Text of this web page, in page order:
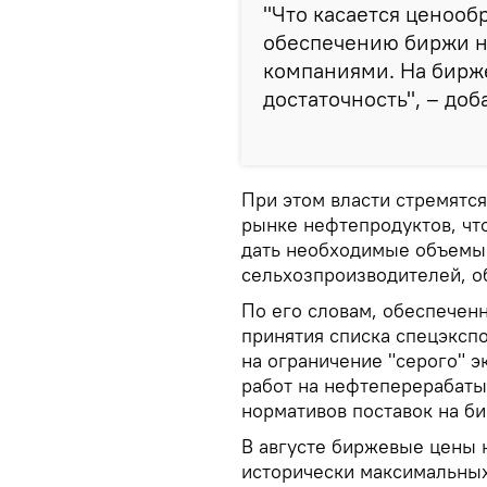
"Что касается
обеспечению биржи
компаниями. На
достаточность", –
При этом власти
рынке нефтепродуктов,
дать необходимые
сельхозпроизводителей,
По его словам,
принятия списка
на ограничение "серого"
работ на
нормативов поставок на
В августе биржевые
исторически